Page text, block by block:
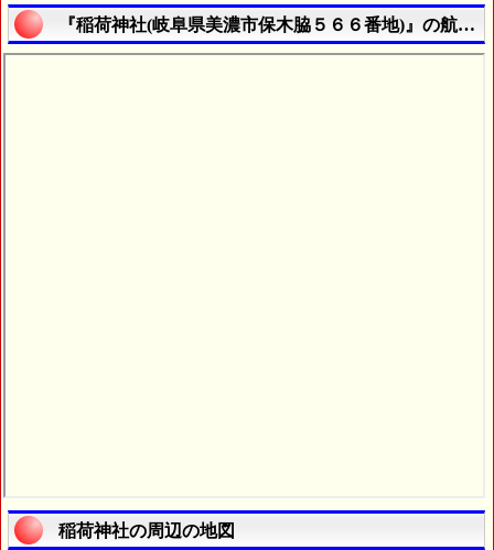
『稲荷神社(岐阜県美濃市保木脇５６６番地)』の航空
稲荷神社の周辺の地図